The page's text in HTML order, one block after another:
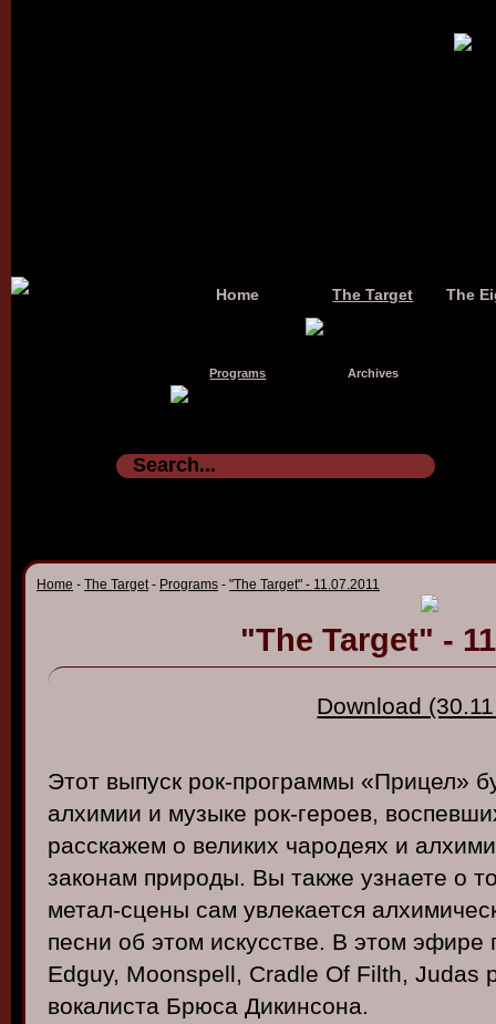
Home The Target The
Programs Archives
Home - The Target- Programs - "The Target" - 11.07.2011
"The Target" -
Download
Этот выпуск рок-программы «Прицел»
алхимии и музыке рок-героев, воспе
расскажем о великих чародеях и
законам природы. Вы также узнаете о
метал-сцены сам увлекается
песни об этом искусстве. В этом эфире
Edguy, Moonspell, Cradle Of Filth, Judas
вокалиста Брюса Дикинсона.